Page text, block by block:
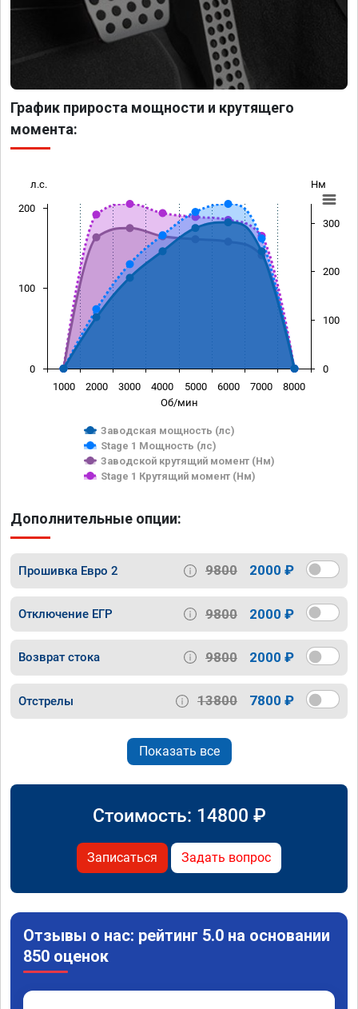
График прироста мощности и крутящего
момента:
Об/мин
л.с. Нм
Заводская мощность (лс)
Stage 1 Мощность (лс)
Заводской крутящий момент (Нм)
Stage 1 Крутящий момент (Нм)
1000 2000 3000 4000 5000 6000 7000 8000
0
100
200
0
100
200
300
Дополнительные опции:
Прошивка Евро 2 9800 2000 ₽
Отключение ЕГР 9800 2000 ₽
Возврат стока 9800 2000 ₽
Отстрелы 13800 7800 ₽
Показать все
Стоимость: 14800 ₽
Записаться Задать вопрос
Отзывы о нас: рейтинг 5.0 на основании
850 оценок